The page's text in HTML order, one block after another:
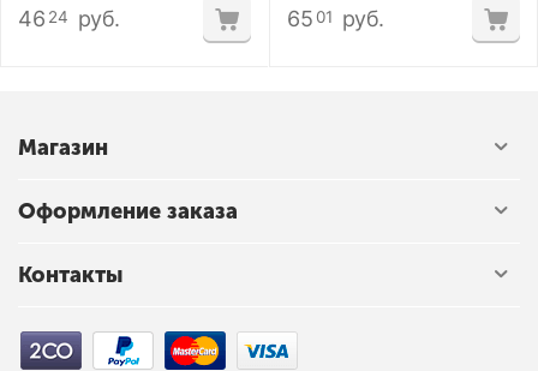
46 24 руб. 6501 руб.
Магазин
Оформление заказа
Контакты